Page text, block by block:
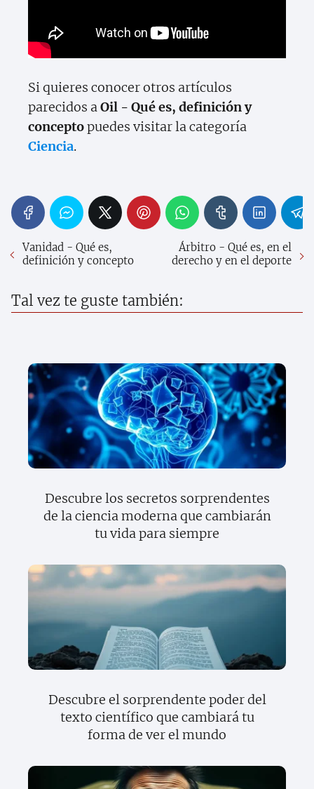
Si quieres conocer otros artículos
parecidos aOil - Qué es, definición y
conceptopuedes visitar la categoría
Ciencia.
Vanidad - Qué es,
definición y concepto
Árbitro - Qué es, en el
derecho y en el deporte
Tal vez te guste también:
Descubre los secretos sorprendentes
de la ciencia moderna que cambiarán
tu vida para siempre
Descubre el sorprendente poder del
texto científico que cambiará tu
forma de ver el mundo